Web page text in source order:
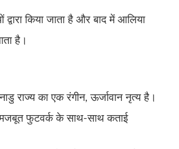
द्वारा किया जाता है और बाद में आलिया
है।
राज्य का एक रंगीन, ऊर्जावान नृत्य है।
फुटवर्क के साथ-साथ कताई